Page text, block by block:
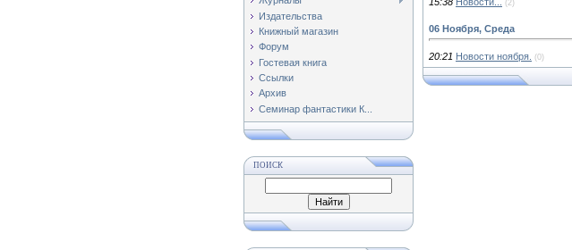
Издательства
Книжный магазин
Форум
Гостевая книга
Ссылки
Архив
Семинар фантастики К...
ПОИСК
(2)
06 Ноября, Среда
20:21 Новости ноября. (0)